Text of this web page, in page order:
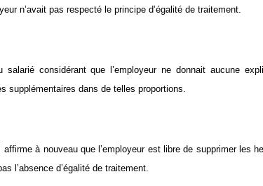
n’avait pas respecté le principe d’égalité de traitement.
salarié considérant que l’employeur ne donnait aucune
supplémentaires dans de telles proportions.
à nouveau que l’employeur est libre de supprimer les
l’absence d’égalité de traitement.